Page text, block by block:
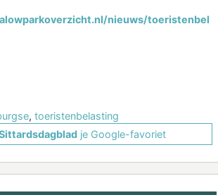
nieuws/toeristenbel
, toeristenbelasting
je Google-favoriet